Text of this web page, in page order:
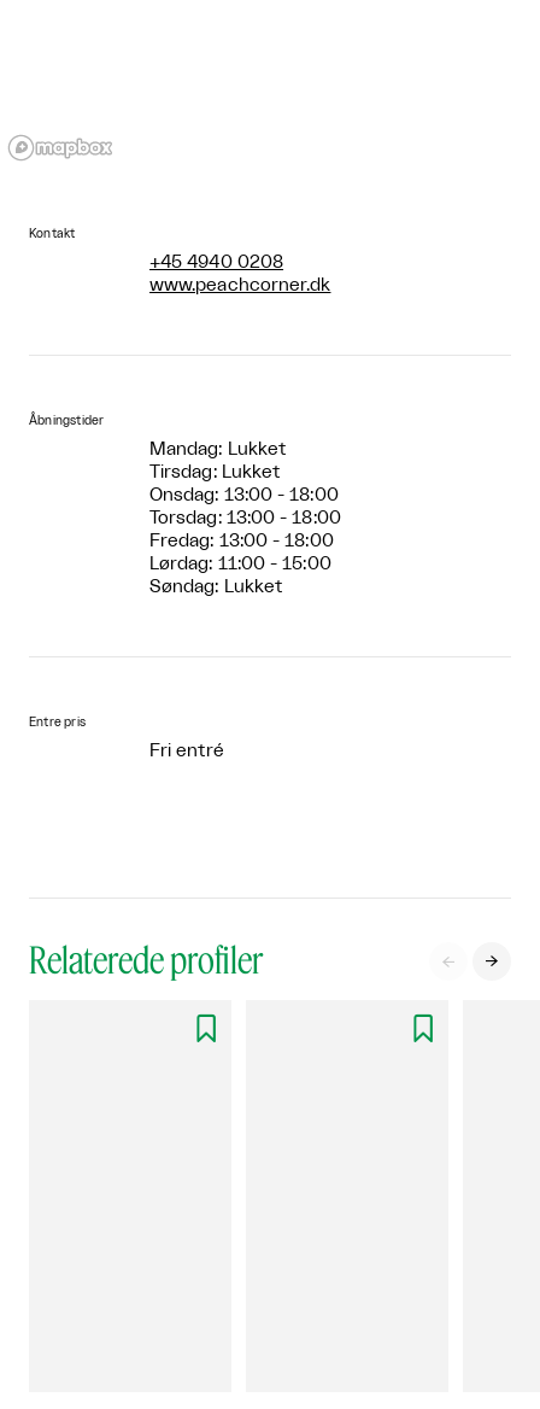
Kontakt
+45 4940 0208
www.peachcorner.dk
Åbningstider
Mandag: Lukket
Tirsdag: Lukket
Onsdag: 13:00 - 18:00
Torsdag: 13:00 - 18:00
Fredag: 13:00 - 18:00
Lørdag: 11:00 - 15:00
Søndag: Lukket
Entre pris
Fri entré
Relaterede profiler  
 